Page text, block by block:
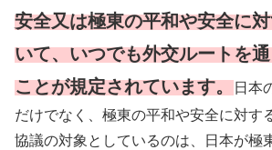
安全又は極東の平和や安全に
いて、いつでも外交ルートを
ことが規定されています。日本
だけでなく、極東の平和や安全に対す
協議の対象としているのは、日本が極